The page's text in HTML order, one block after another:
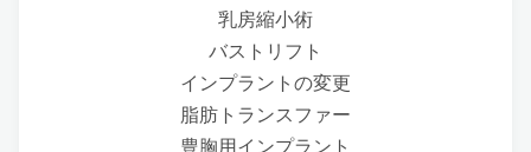
乳房縮小術
バストリフト
インプラントの変更
脂肪トランスファー
豊胸用インプラント